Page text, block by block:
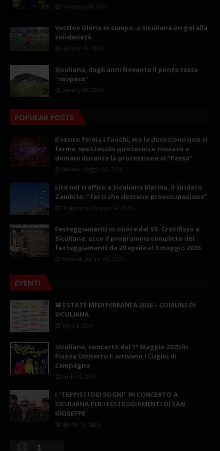
February 24, 2026
Vecchie Glorie in campo: a Siculiana un gol alla
solidarietà
January 19, 2026
Siculiana, dagli anni Novanta il ponte resta
"sospeso"
January 08, 2026
POPULAR POSTS
Il vento ferma i fuochi, ma la devozione non si
ferma: spettacolo pirotecnico rinviato a
domani durante la processione al “Passo”
Sabato, Maggio 02, 2026
Lite nel traffico a Siculiana Marina, il sindaco
Zambito: “fatti che destano preoccupazione”
Domenica, Giugno 14, 2026
Festeggiamenti in onore del SS. Crocifisso a
Siculiana: ecco il programma completo dei
festeggiamenti da 29 aprile al 3 maggio 2026
Venerdì, Aprile 24, 2026
EVENTI
📅 ESTATE MEDITERRANEA 2026 – COMUNE DI
SICULIANA
July 24, 2026
Siculiana, concerto del 1° Maggio 2026 in
Piazza Umberto I: arrivano I Cugini di
Campagna
April 14, 2026
I “TEPPISTI DEI SOGNI” IN CONCERTO A
SICULIANA PER I FESTEGGIAMENTI DI SAN
GIUSEPPE
March 16, 2026
1